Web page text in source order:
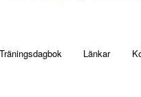
Träningsdagbok Länkar